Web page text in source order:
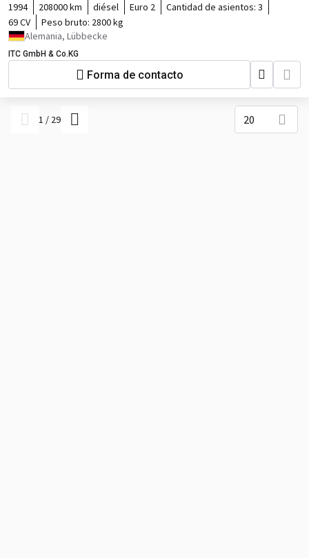
1994 208000 km diésel Euro 2 Cantidad de asientos: 3
69 CV
Peso bruto: 2800 kg
Alemania, Lübbecke
ITC GmbH & Co.KG
Forma de contacto
1 / 29 20